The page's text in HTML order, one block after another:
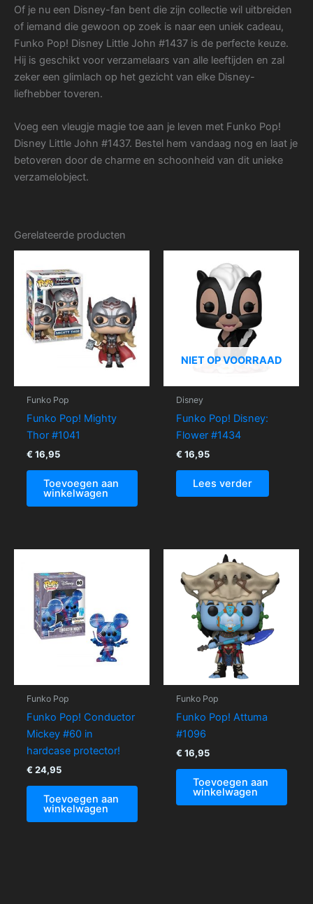
Of je nu een Disney-fan bent die zijn collectie wil uitbreiden
of iemand die gewoon op zoek is naar een uniek cadeau,
Funko Pop! Disney Little John #1437 is de perfecte keuze.
Hij is geschikt voor verzamelaars van alle leeftijden en zal
zeker een glimlach op het gezicht van elke Disney-
liefhebber toveren.
Voeg een vleugje magie toe aan je leven met Funko Pop!
Disney Little John #1437. Bestel hem vandaag nog en laat je
betoveren door de charme en schoonheid van dit unieke
verzamelobject.
Gerelateerde producten
Funko Pop
Funko Pop! Mighty
Thor #1041
€ 16,95
Toevoegen aan
winkelwagen
NIET OP VOORRAAD
Disney
Funko Pop! Disney:
Flower #1434
€ 16,95
Lees verder
Funko Pop
Funko Pop! Conductor
Mickey #60 in
hardcase protector!
€ 24,95
Toevoegen aan
winkelwagen
Funko Pop
Funko Pop! Attuma
#1096
€ 16,95
Toevoegen aan
winkelwagen